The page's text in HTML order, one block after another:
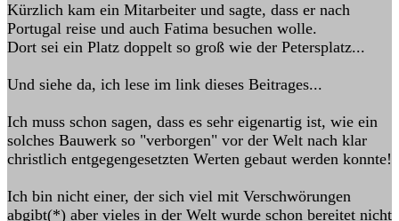
Kürzlich kam ein Mitarbeiter und sagte, dass er nach
Portugal reise und auch Fatima besuchen wolle.
Dort sei ein Platz doppelt so groß wie der Petersplatz...
Und siehe da, ich lese im link dieses Beitrages...
Ich muss schon sagen, dass es sehr eigenartig ist, wie ein
solches Bauwerk so "verborgen" vor der Welt nach klar
christlich entgegengesetzten Werten gebaut werden konnte!
Ich bin nicht einer, der sich viel mit Verschwörungen
abgibt(*) aber vieles in der Welt wurde schon bereitet nicht